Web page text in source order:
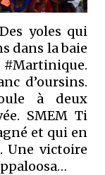
yoles qui
dans la baie
d’oursins.
à deux
SMEM Ti
et qui en
Une victoire